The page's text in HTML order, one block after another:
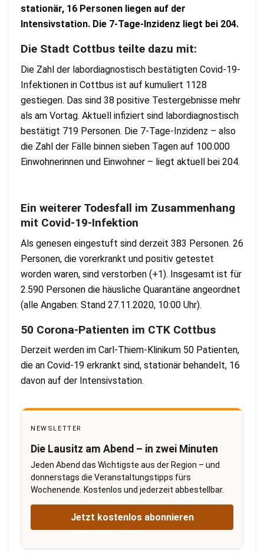
stationär, 16 Personen liegen auf der
Intensivstation. Die 7-Tage-Inzidenz liegt bei 204.
Die Stadt Cottbus teilte dazu mit:
Die Zahl der labordiagnostisch bestätigten Covid-19-
Infektionen in Cottbus ist auf kumuliert 1128
gestiegen. Das sind 38 positive Testergebnisse mehr
als am Vortag. Aktuell infiziert sind labordiagnostisch
bestätigt 719 Personen. Die 7-Tage-Inzidenz – also
die Zahl der Fälle binnen sieben Tagen auf 100.000
Einwohnerinnen und Einwohner – liegt aktuell bei 204.
Ein weiterer Todesfall im Zusammenhang
mit Covid-19-Infektion
Als genesen eingestuft sind derzeit 383 Personen. 26
Personen, die vorerkrankt und positiv getestet
worden waren, sind verstorben (+1). Insgesamt ist für
2.590 Personen die häusliche Quarantäne angeordnet
(alle Angaben: Stand 27.11.2020, 10:00 Uhr).
50 Corona-Patienten im CTK Cottbus
Derzeit werden im Carl-Thiem-Klinikum 50 Patienten,
die an Covid-19 erkrankt sind, stationär behandelt, 16
davon auf der Intensivstation.
NEWSLETTER
Die Lausitz am Abend – in zwei Minuten
Jeden Abend das Wichtigste aus der Region – und
donnerstags die Veranstaltungstipps fürs
Wochenende. Kostenlos und jederzeit abbestellbar.
Jetzt kostenlos abonnieren